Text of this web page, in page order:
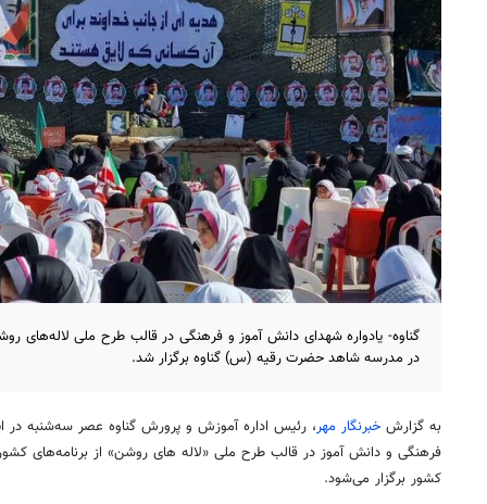
گناوه- یادواره شهدای دانش آموز و فرهنگی در قالب طرح ملی لاله‌های
در مدرسه شاهد حضرت رقیه (س) گناوه برگزار شد.
به گزارش خبرنگار مهر، رئیس اداره آموزش و پرورش گناوه عصر سه‌شنبه در
فرهنگی و دانشآموز در قالب طرح ملی «لاله های روشن» از برنامه‌های
کشور برگزار می‌شود.